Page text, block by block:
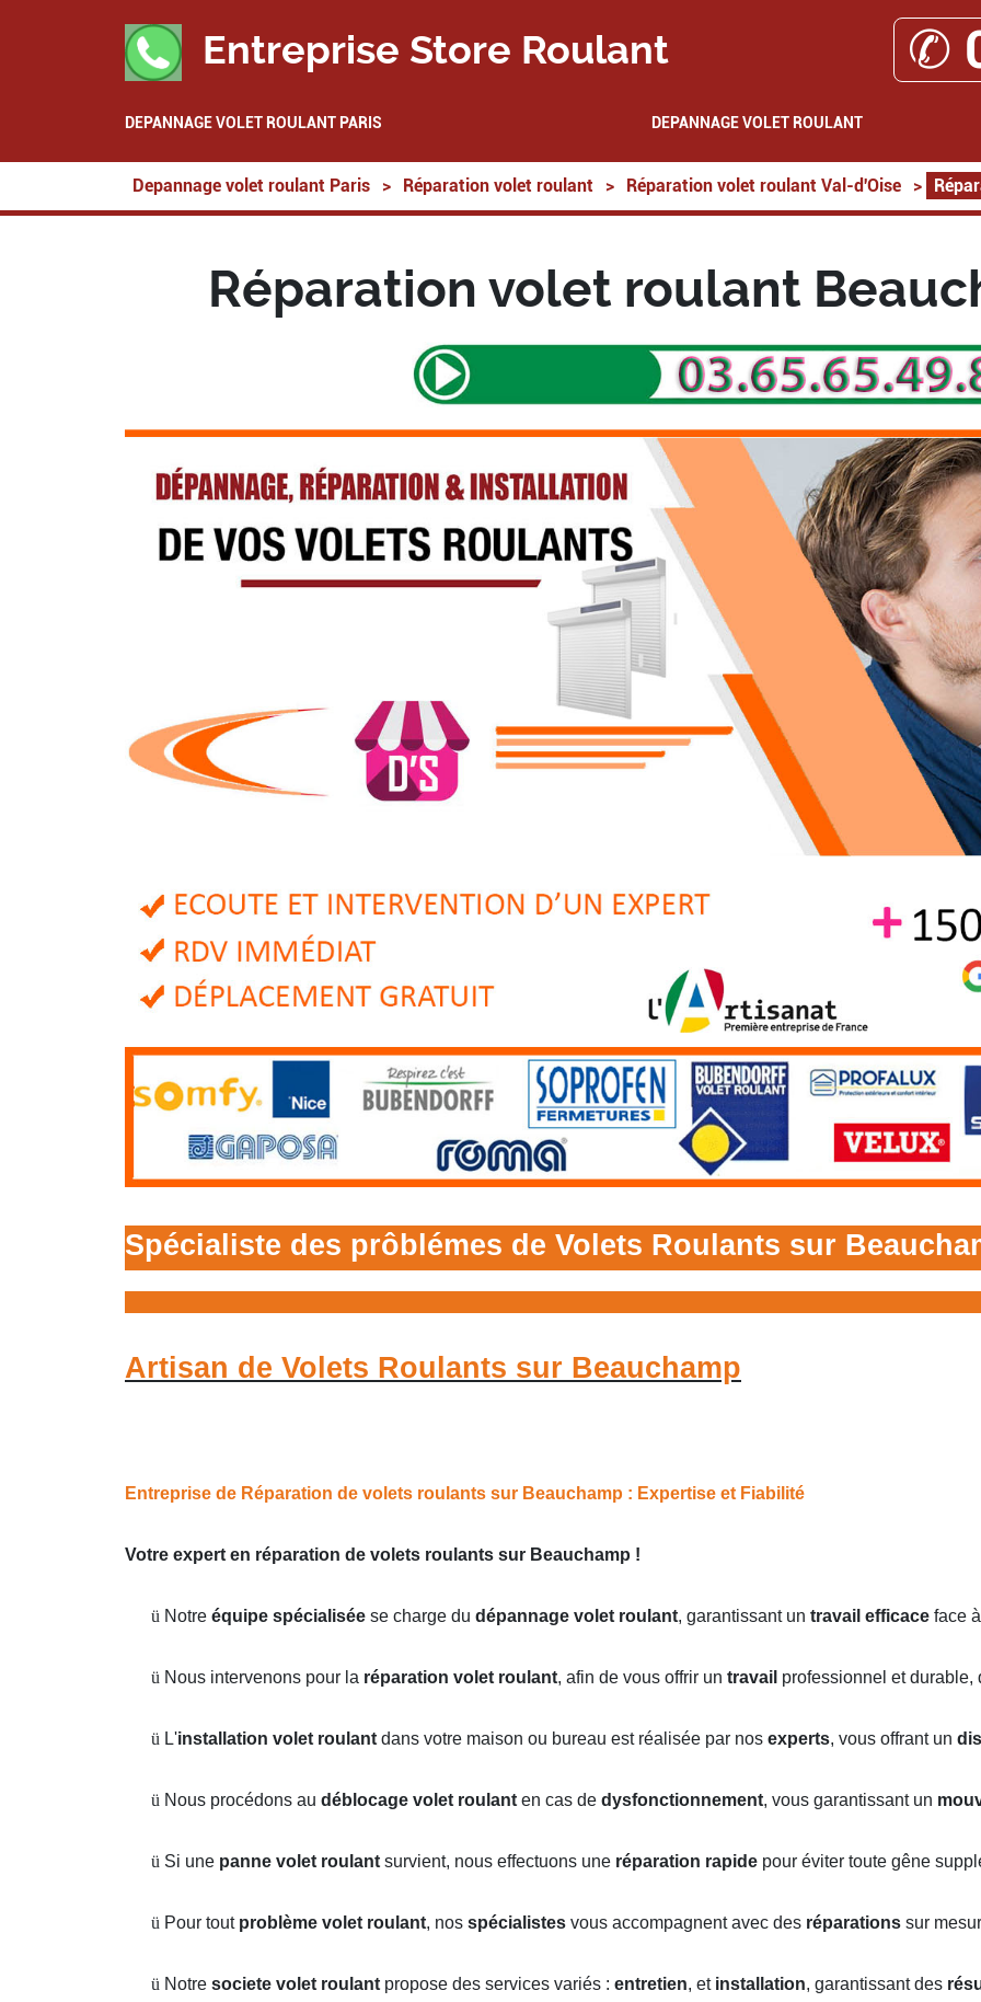
Entreprise Store Roulant ✆
DEPANNAGE VOLET ROULANT PARIS DEPANNAGE VOLET ROULANT
Depannage volet roulant Paris > Réparation volet roulant > Réparation volet roulant Val-d'Oise >
Réparation volet roulant
Spécialiste des prôblémes de Volets Roulants sur
Artisan de Volets Roulants sur Beauchamp
Entreprise de Réparation de volets roulants sur Beauchamp : Expertise et Fiabilité
Votre expert en réparation de volets roulants sur Beauchamp !
ü Notre équipe spécialisée se charge du dépannage volet roulant, garantissant un travail efficace face
ü Nous intervenons pour la réparation volet roulant, afin de vous offrir un travail professionnel et
ü L'installation volet roulant dans votre maison ou bureau est réalisée par nos experts, vous offrant un
ü Nous procédons au déblocage volet roulant en cas de dysfonctionnement, vous garantissant un
ü Si une panne volet roulant survient, nous effectuons une réparation rapide pour éviter toute gêne
ü Pour tout problème volet roulant, nos spécialistes vous accompagnent avec des réparations sur
ü Notre societe volet roulant propose des services variés : entretien, et installation, garantissant des